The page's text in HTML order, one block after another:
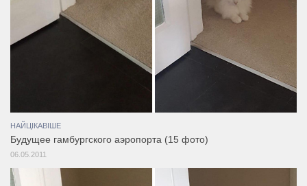
НАЙЦІКАВІШЕ
Будущее гамбургского аэропорта (15 фото)
06.05.2011